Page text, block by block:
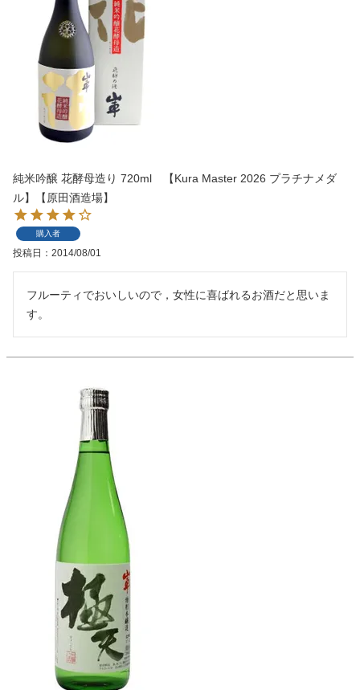
純米吟醸 花酵母造り 720ml 【Kura Master 2026 プラチナメダ
ル】【原田酒造場】
購入者
投稿日 2014/08/01
フルーティでおいしいので，女性に喜ばれるお酒だと思いま
す。